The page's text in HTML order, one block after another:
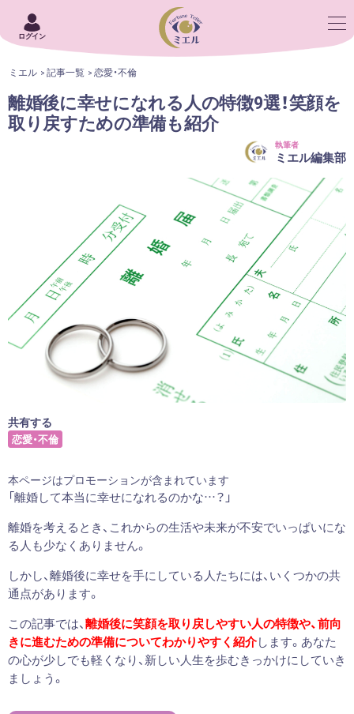
ログイン
ミエル 記事一覧 恋愛・不倫
離婚後に幸せになれる人の特徴9選！笑顔を
取り戻すための準備も紹介
執筆者
ミエル編集部
共有する
恋愛・不倫
本ページはプロモーションが含まれています
「離婚して本当に幸せになれるのかな…？」
離婚を考えるとき、これからの生活や未来が不安でいっぱいにな
る人も少なくありません。
しかし、離婚後に幸せを手にしている人たちには、いくつかの共
通点があります。
この記事では、離婚後に笑顔を取り戻しやすい人の特徴や、前向
きに進むための準備についてわかりやすく紹介します。あなた
の心が少しでも軽くなり、新しい人生を歩むきっかけにしていき
ましょう。